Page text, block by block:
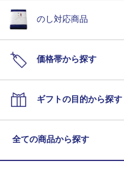
のし対応商品
価格帯から探す
ギフトの目的から探す
全ての商品から探す